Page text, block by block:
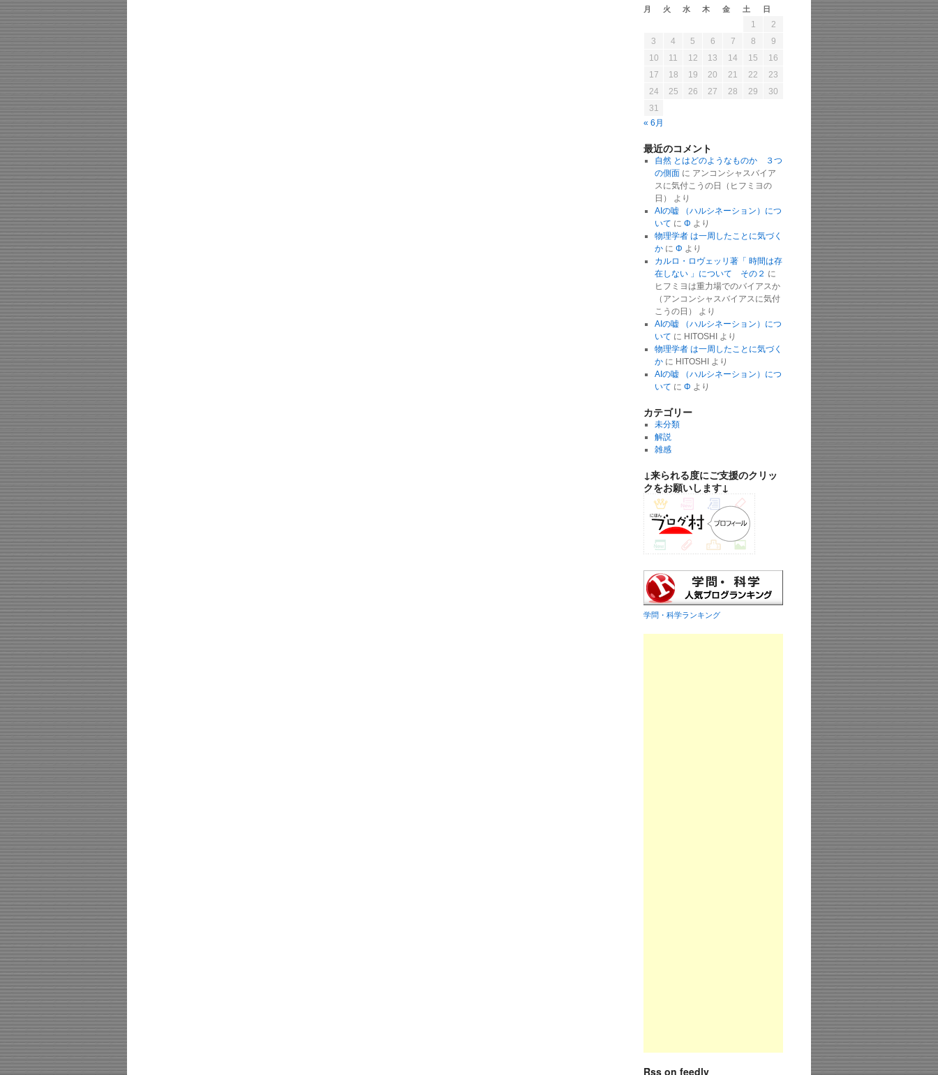
月 火 水 木 金 土 日
1
2
3
4 5 6 7 8
9
10
11 12 13 14 15
16
17
18 19 20 21 22
23
24
25 26 27 28 29
30
31
« 6月
最近のコメント
自然 とはどのようなものか ３つ
の側面に アンコンシャスバイア
スに気付こうの日（ヒフミヨの
日）
より
AIの嘘 （ハルシネーション）につ
いて に Φ より
物理学者 は一周したことに気づく
かに Φ より
カルロ・ロヴェッリ著「 時間は存
在しない 」について その２ に
ヒフミヨは重力場でのバイアスか
（アンコンシャスバイアスに気付
こうの日）
より
AIの嘘 （ハルシネーション）につ
いて に HITOSHI
より
物理学者 は一周したことに気づく
かに HITOSHI
より
AIの嘘 （ハルシネーション）につ
いて に Φ より
カテゴリー
未分類
解説
雑感
↓来られる度にご支援のクリッ
クをお願いします↓
学問・科学ランキング
Rss on feedly